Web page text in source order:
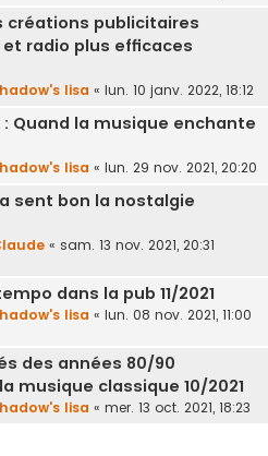
créations publicitaires
radio plus efficaces
lisa « lun. 10 janv. 2022, 18:12
: Quand la musique enchante
lisa « lun. 29 nov. 2021, 20:20
sent bon la nostalgie
« sam. 13 nov. 2021, 20:31
dans la pub 11/2021
lisa « lun. 08 nov. 2021, 11:00
des années 80/90
musique classique 10/2021
lisa « mer. 13 oct. 2021, 18:23